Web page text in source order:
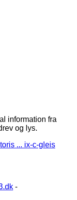
information fra
og lys.
... ix-c-gleis
-